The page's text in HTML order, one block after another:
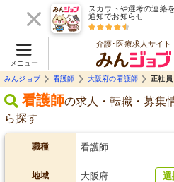
スカウトや選考の連絡を
通知でお知らせ
メニュー
介護･医療求人サイト
みんジョブ
看護師 大阪府の看護師 正社員
看護師の求人・転職・募集
ら探す
職種 看護師
地域 大阪府 選